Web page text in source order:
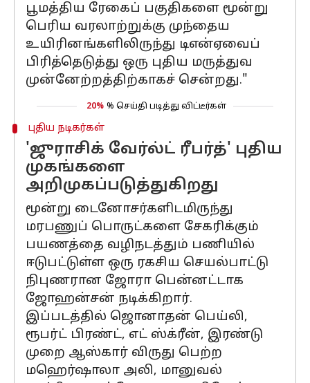
பூமத்திய ரேகைப் பகுதிகளை மூன்று
பெரிய வரலாற்றுக்கு முந்தைய
உயிரினங்களிலிருந்து டிஎன்ஏவைப்
பிரித்தெடுத்து ஒரு புதிய மருத்துவ
முன்னேற்றத்திற்காகச் சென்றது."
20% % செய்தி படித்து விட்டீர்கள்
புதிய நடிகர்கள்
'ஜுராசிக் வேர்ல்ட் ரீபர்த்' புதிய
முகங்களை
அறிமுகப்படுத்துகிறது
மூன்று டைனோசர்களிடமிருந்து
மரபணுப் பொருட்களை சேகரிக்கும்
பயணத்தை வழிநடத்தும் பணியில்
ஈடுபட்டுள்ள ஒரு ரகசிய செயல்பாட்டு
நிபுணரான ஜோரா பென்னட்டாக
ஜோஹன்சன் நடிக்கிறார்.
இப்படத்தில் ஜொனாதன் பெய்லி,
ரூபர்ட் பிரண்ட், எட் ஸ்க்ரீன், இரண்டு
முறை ஆஸ்கார் விருது பெற்ற
மஹெர்ஷாலா அலி, மானுவல்